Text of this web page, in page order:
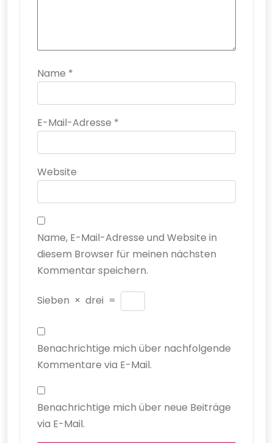
Name *
E-Mail-Adresse *
Website
Name, E-Mail-Adresse und Website in
diesem Browser für meinen nächsten
Kommentar speichern.
Sieben × drei =
Benachrichtige mich über nachfolgende
Kommentare via E-Mail.
Benachrichtige mich über neue Beiträge
via E-Mail.